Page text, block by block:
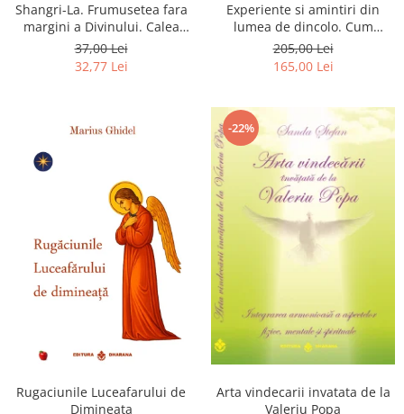
Shangri-La. Frumusetea fara
margini a Divinului. Calea
catre fericire
37,00 Lei
32,77 Lei
Experiente si amintiri din
lumea de dincolo. Cum
obtinem puteri
extrasenzoriale - cu exercitii
205,00 Lei
165,00 Lei
Rugaciunile Luceafarului de
Dimineata
-22%
Arta vindecarii invatata de la
Valeriu Popa